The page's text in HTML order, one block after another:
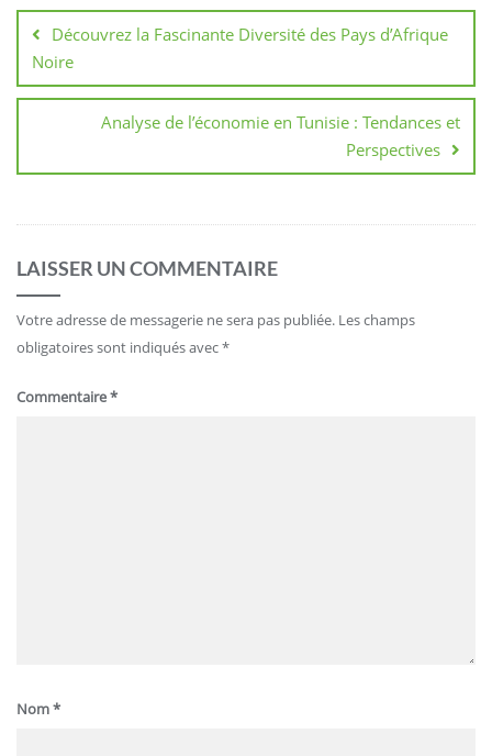
de
l’article
Découvrez la Fascinante Diversité des Pays d’Afrique
Noire
Analyse de l’économie en Tunisie : Tendances et
Perspectives
LAISSER UN COMMENTAIRE
Votre adresse de messagerie ne sera pas publiée. Les champs
obligatoires sont indiqués avec*
Commentaire*
Nom*